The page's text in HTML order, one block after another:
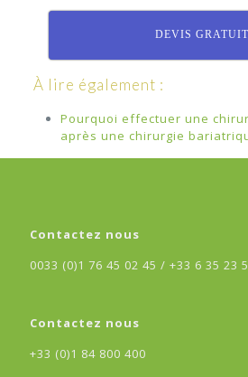
DEVIS GRATUIT
À lire également :
Pourquoi effectuer une
après une chirurgie
Contactez nous
0033 (0)1 76 45 02 45 / +33 6 35 23
Contactez nous
+33 (0)1 84 800 400